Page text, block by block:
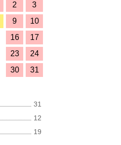
2
3
9
10
16
17
23
24
30 31
31
12
19